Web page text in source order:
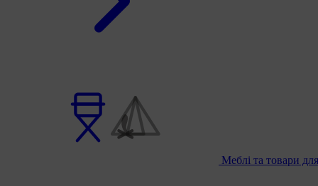
Меблі та товари для